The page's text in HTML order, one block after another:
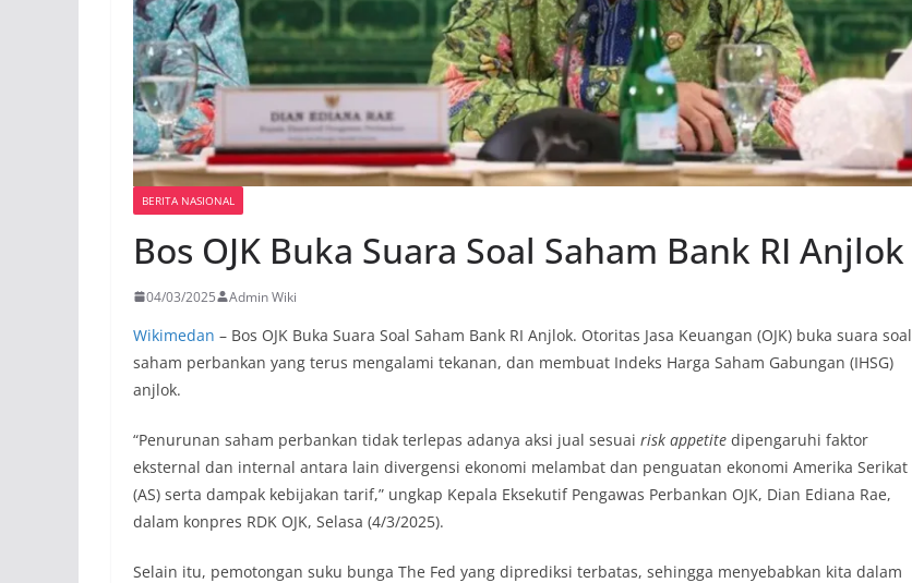
BERITA NASIONAL
Bos OJK Buka Suara Soal Saham Bank RI Anjlok
04/03/2025 Admin Wiki
Wikimedan – Bos OJK Buka Suara Soal Saham Bank RI Anjlok. Otoritas Jasa Keuangan (OJK) buka suara soal
saham perbankan yang terus mengalami tekanan, dan membuat Indeks Harga Saham Gabungan (IHSG)
anjlok.
“Penurunan saham perbankan tidak terlepas adanya aksi jual sesuai risk appetite dipengaruhi faktor
eksternal dan internal antara lain divergensi ekonomi melambat dan penguatan ekonomi Amerika Serikat
(AS) serta dampak kebijakan tarif,” ungkap Kepala Eksekutif Pengawas Perbankan OJK, Dian Ediana Rae,
dalam konpres RDK OJK, Selasa (4/3/2025).
Selain itu, pemotongan suku bunga The Fed yang diprediksi terbatas, sehingga menyebabkan kita dalam